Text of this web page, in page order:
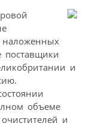
поставщики
и
объеме
и